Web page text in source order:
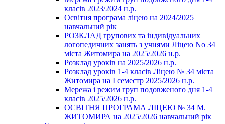
класів 2023/2024 н.р.
Освітня програма ліцею на 2024/2025
навчальний рік
РОЗКЛАД групових та індивідуальних
логопедичних занять з учнями Ліцею No 34
міста Житомира на 2025/2026 н.р.
Розклад уроків на 2025/2026 н.р.
Розклад уроків 1-4 класів Ліцею № 34 міста
Житомира на І семестр 2025/2026 н.р.
Мережа і режим груп подовженого дня 1-4
класів 2025/2026 н.р.
ОСВІТНЯ ПРОГРАМА ЛІЦЕЮ № 34 М.
ЖИТОМИРА на 2025/2026 навчальний рік